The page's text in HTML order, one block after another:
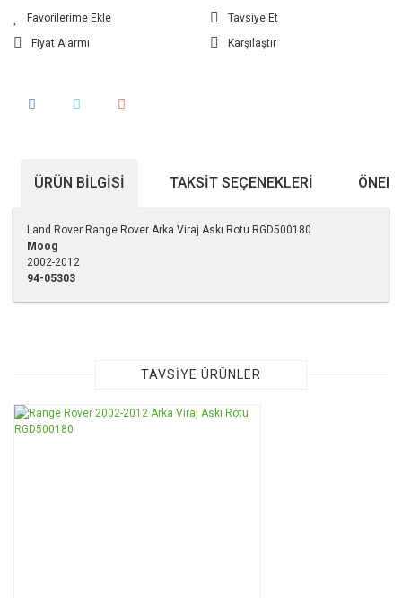
Tavsiye Et
Fiyat Alarmı
Karşılaştır
ÜRÜN BILGISI TAKSIT SEÇENEKLERI
Land Rover Range Rover Arka Viraj Askı Rotu RGD500180
Moog
2002-2012
94-05303
Görüş ve önerileriniz için teşekkür ederiz.
Ürün resmi kalitesiz, bozuk veya görüntülenemiyor.
TAVSİYE ÜRÜNLER